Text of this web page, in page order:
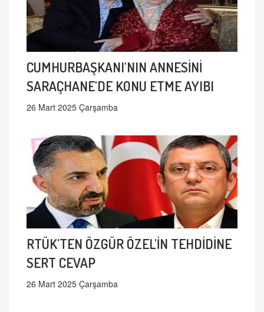
CUMHURBAŞKANI'NIN ANNESİNİ
SARAÇHANE'DE KONU ETME AYIBI
26 Mart 2025 Çarşamba
RTÜK'TEN ÖZGÜR ÖZEL'İN TEHDİDİNE
SERT CEVAP
26 Mart 2025 Çarşamba